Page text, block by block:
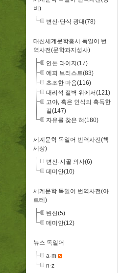
비)
변신·단식 광대(78)
대산세계문학총서 독일어 번
역사전(문학과지성사)
안톤 라이저(17)
에피 브리스트(83)
초조한 마음(116)
대리석 절벽 위에서(121)
고야, 혹은 인식의 혹독한
길(147)
자유를 찾은 혀(180)
세계문학 독일어 번역사전(책
세상)
변신·시골 의사(6)
데미안(10)
세계문학 독일어 번역사전(아
르테)
변신(5)
데미안(12)
뉴스 독일어
a-m
n-z